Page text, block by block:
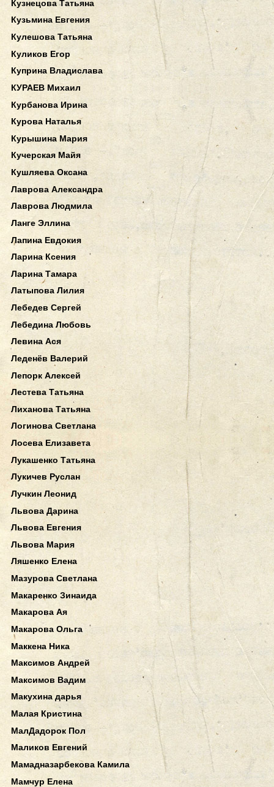
Кузнецова Татьяна
Кузьмина Евгения
Кулешова Татьяна
Куликов Егор
Куприна Владислава
КУРАЕВ Михаил
Курбанова Ирина
Курова Наталья
Курышина Мария
Кучерская Майя
Кушляева Оксана
Лаврова Александра
Лаврова Людмила
Ланге Эллина
Лапина Евдокия
Ларина Ксения
Ларина Тамара
Латыпова Лилия
Лебедев Сергей
Лебедина Любовь
Левина Ася
Леденёв Валерий
Лепорк Алексей
Лестева Татьяна
Лиханова Татьяна
Логинова Светлана
Лосева Елизавета
Лукашенко Татьяна
Лукичев Руслан
Лучкин Леонид
Львова Дарина
Львова Евгения
Львова Мария
Ляшенко Елена
Мазурова Светлана
Макаренко Зинаида
Макарова Ая
Макарова Ольга
Маккена Ника
Максимов Андрей
Максимов Вадим
Макухина дарья
Малая Кристина
МалДадорок Пол
Маликов Евгений
Мамадназарбекова Камила
Мамчур Елена